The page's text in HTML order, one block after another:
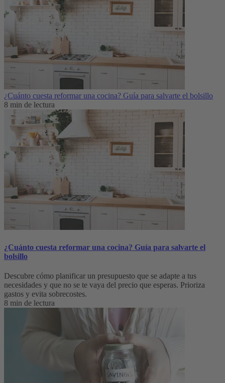
¿Cuánto cuesta reformar una cocina? Guía para salvarte el bolsillo
8 min de lectura
¿Cuánto cuesta reformar una cocina? Guía para salvarte el
bolsillo
Descubre cómo planificar un presupuesto que se adapte a tus
necesidades y que no se te vaya del precio que esperas. Prioriza
gastos y evita sobrecostes.
8 min de lectura